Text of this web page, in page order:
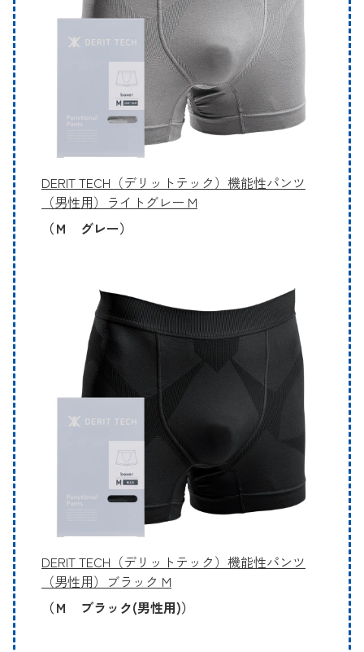
DERIT TECH（デリットテック）機能性パンツ
（男性用）ライトグレー M
（Ｍ グレー）
DERIT TECH（デリットテック）機能性パンツ
（男性用）ブラック M
（Ｍ ブラック(男性用)）